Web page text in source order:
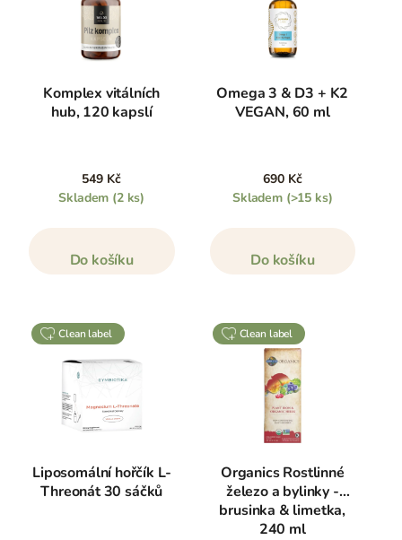
Komplex vitálních
hub, 120 kapslí
549 Kč
Skladem (2 ks)
Do košíku
Omega 3 & D3 + K2
VEGAN, 60 ml
690 Kč
Skladem (>15 ks)
Do košíku
clean label
Liposomální hořčík L-
Threonát 30 sáčků
clean label
Organics Rostlinné
železo a bylinky -
brusinka & limetka,
240 ml